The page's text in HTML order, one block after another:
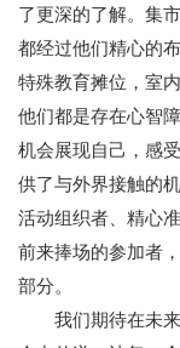
了更深的了解。集
都经过他们精心的
特殊教育摊位，室
他们都是存在心智
机会展现自己，感
供了与外界接触的
活动组织者、精心
前来捧场的参加者
部分。
我们期待在未